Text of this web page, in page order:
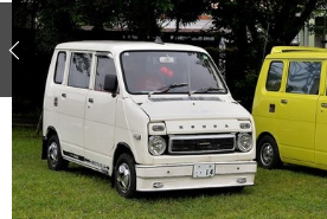
ショップレポート
自動車豆知識 ストッ
鈑金・塗装
ディテイリング
ディテイリング
ヘッドライト磨き
フィルム・ラッピング
鈑金・塗装
小キズ直し
特集記事
ストップ 不具合修理＆粗悪修理
カーメ
ショップ紹介